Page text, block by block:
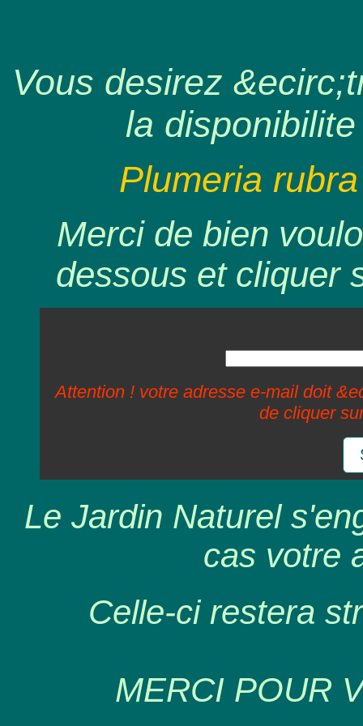
Vous desirez
la
Plumeria
Merci de bien
dessous et cliquer
Attention ! votre adresse e-mail doit
de cliquer
Le Jardin Naturel
cas votre
Celle-ci restera
MERCI POUR